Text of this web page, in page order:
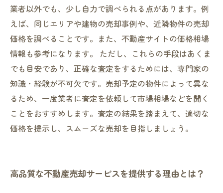
業者以外でも、少し自力で調べられる点があります。例
えば、同じエリアや建物の売却事例や、近隣物件の売却
価格を調べることです。また、不動産サイトの価格相場
情報も参考になります。 ただし、これらの手段はあくま
でも目安であり、正確な査定をするためには、専門家の
知識・経験が不可欠です。売却予定の物件によって異な
るため、一度業者に査定を依頼して市場相場などを聞く
ことをおすすめします。査定の結果を踏まえて、適切な
価格を提示し、スムーズな売却を目指しましょう。
高品質な不動産売却サービスを提供する理由とは？